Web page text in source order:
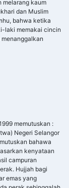
memutuskan :
Negeri Selangor
bahawa
kenyataan
campuran
Hujjah bagi
mencecah
emas dan
keduanya
s.a.w
maka
bersabda,
neraka lalu
lelaki pemilik cincin
bumi lantas
telah pergi,